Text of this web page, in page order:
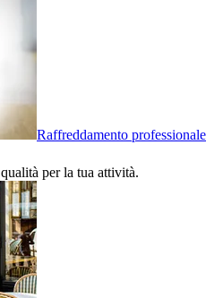
Raffreddamento professionale
per la tua attività.